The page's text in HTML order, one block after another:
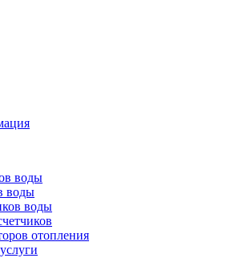
воды
воды
воды
отопления